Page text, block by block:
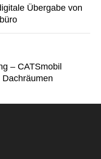
Übergabe von
– CATSmobil